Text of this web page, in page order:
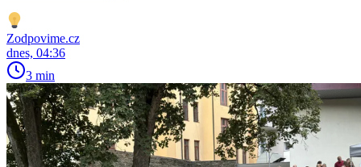
Zodpovime.cz
dnes, 04:36
3 min